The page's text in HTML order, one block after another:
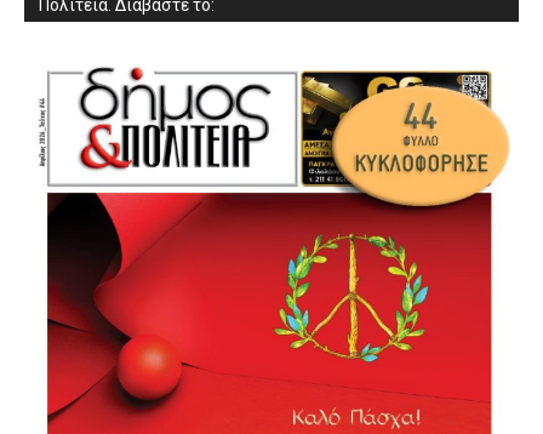
Πολιτεία. Διαβάστε το: